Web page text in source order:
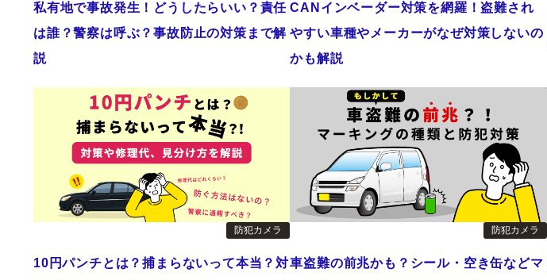
私有地で事故発生！どうしたらいい？責任
は誰？警察は呼ぶ？事故防止の対策まで解
説
CANインベーダー対策を網羅！盗難され
やすい車種やメーカーがなぜ対策しないの
かも解説
防犯カメラ
10円パンチとは？捕まらないって本当？対
防犯カメラ
車盗難の前兆かも？シール・空き缶などマ